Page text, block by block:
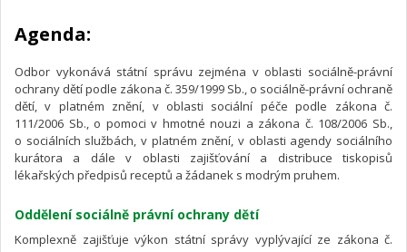
Agenda:
Odbor vykonává státní správu zejména v oblasti sociálně-právní
ochrany dětí podle zákona č. 359/1999 Sb., o sociálně-právní ochraně
dětí, v platném znění, v oblasti sociální péče podle zákona č.
111/2006 Sb., o pomoci v hmotné nouzi a zákona č. 108/2006 Sb.,
o sociálních službách, v platném znění, v oblasti agendy sociálního
kurátora a dále v oblasti zajišťování a distribuce tiskopisů
lékařských předpisů receptů a žádanek s modrým pruhem.
Oddělení sociálně právní ochrany dětí
Komplexně zajišťuje výkon státní správy vyplývající ze zákona č.